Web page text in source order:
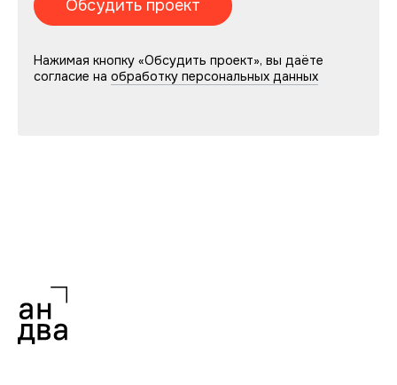
Нажимая кнопку «Обсудить проект», вы даёте
согласие наобработку персональных данных